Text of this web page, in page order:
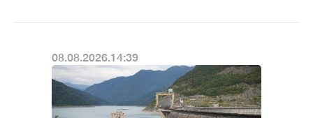
08.08.2026.14:39